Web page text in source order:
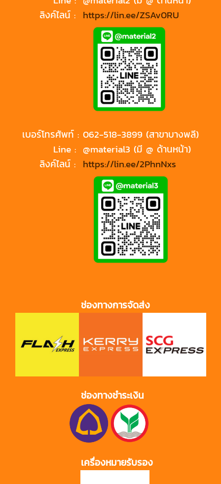
ลิงค์ไลน์ : https://lin.ee/ZSAv0RU
เบอร์โทรศัพท์ : 062-518-3899 (สาขาบางพลี)
Line : @material3 (มี @ ด้านหน้า)
ลิงค์ไลน์ : https://lin.ee/2PhnNxs
ช่องทางการจัดส่ง
ช่องทางชำระเงิน
เครื่องหมายรับรอง